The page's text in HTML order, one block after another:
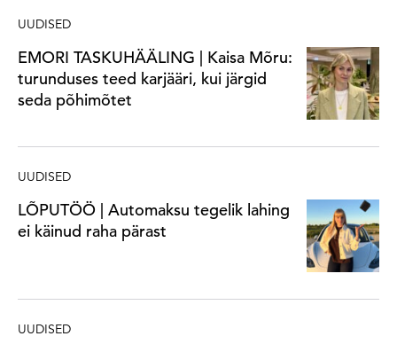
UUDISED
EMORI TASKUHÄÄLING | Kaisa Mõru:
turunduses teed karjääri, kui järgid
seda põhimõtet
UUDISED
LÕPUTÖÖ | Automaksu tegelik lahing
ei käinud raha pärast
UUDISED